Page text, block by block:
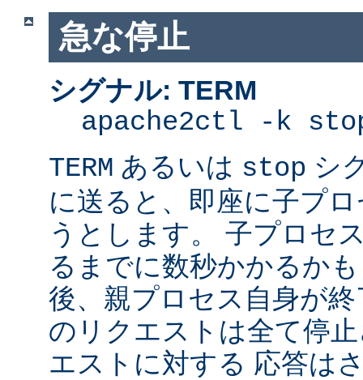
急な停止
シグナル: TERM
apache2ctl -k
TERM あるいは stop シ
に送ると、即座に子プ
うとします。 子プロセ
るまでに数秒かかるか
後、親プロセス自身が
のリクエストは全て停
エストに対する 応答は